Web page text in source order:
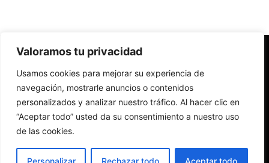
Valoramos tu privacidad
Usamos cookies para mejorar su experiencia de
navegación, mostrarle anuncios o contenidos
personalizados y analizar nuestro tráfico. Al hacer clic en
“Aceptar todo” usted da su consentimiento a nuestro uso
de las cookies.
Personalizar Rechazar todo Aceptar todo
Redes Cristianas
Una mirada alternativa sobre la Iglesia católica y la sociedad
- Colectivos de Redes Cristianas